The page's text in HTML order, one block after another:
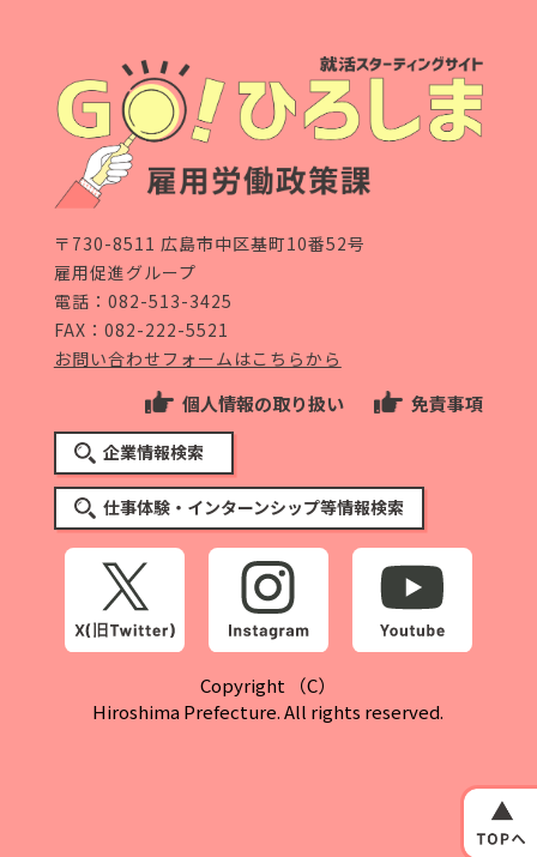
〒730-8511 広島市中区基町10番52号
雇用促進グループ
電話： 082-513-3425
FAX：082-222-5521
お問い合わせフォームはこちらから
個人情報の取り扱い 免責事項
企業情報検索
仕事体験・インターンシップ等情報検索
Copyright （C）
Hiroshima Prefecture. All rights reserved.